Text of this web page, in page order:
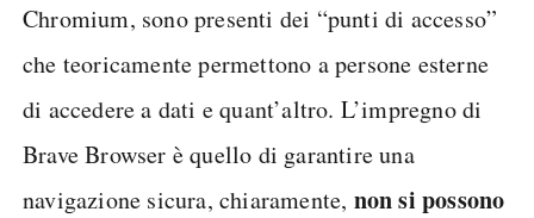
Chromium, sono presenti dei “punti di accesso”
che teoricamente permettono a persone esterne
di accedere a dati e quant’altro. L’impregno di
Brave Browser è quello di garantire una
navigazione sicura, chiaramente, non si possono